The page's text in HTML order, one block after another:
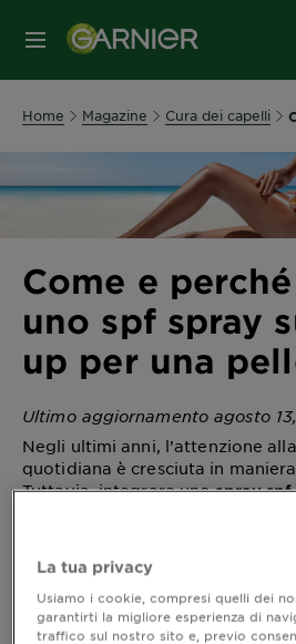
MENU
Home Magazine Cura dei capelli
Come e
uno spf spray
up per una
Ultimo aggiornamento agosto
Negli ultimi anni, l’attenzione
quotidiana è cresciuta in
Tuttavia, integrare unospray spf
soprattutto sopra il make-up,
trucco? Quando e come
risponde a tutte queste
proteggere la pelle dai raggi UV
proprio make up.
La tua privacy
Usiamo i cookie, compresi quelli dei
garantirti la migliore esperienza di
traffico sul nostro sito e, previo